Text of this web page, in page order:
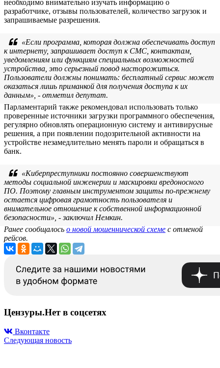
необходимо внимательно изучать информацию о
разработчике, отзывы пользователей, количество загрузок и
запрашиваемые разрешения.
«Если программа, которая должна обеспечивать доступ
к интернету, запрашивает доступ к СМС, контактам,
уведомлениям или функциям специальных возможностей
устройства, это серьезный повод насторожиться.
Пользователи должны понимать: бесплатный сервис может
оказаться лишь приманкой для получения доступа к их
данным», - отметил депутат.
Парламентарий также рекомендовал использовать только
проверенные источники загрузки программного обеспечения,
регулярно обновлять операционную систему и антивирусные
решения, а при появлении подозрительной активности на
устройстве незамедлительно менять пароли и обращаться в
банк.
«Киберпреступники постоянно совершенствуют
методы социальной инженерии и маскировки вредоносного
ПО. Поэтому главным инструментом защиты по-прежнему
остается цифровая грамотность пользователя и
внимательное отношение к собственной информационной
безопасности», - заключил Немкин.
Ранее сообщалось о новой мошеннической схеме с отменой
рейсов.
Цензуры.Нет в соцсетях
Вконтакте
Следующая новость